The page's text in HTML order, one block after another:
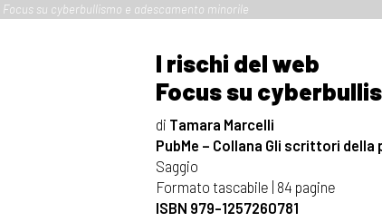
Focus su cyberbullismo e adescamento minorile
I rischi del web
Focus su
di Tamara Marcelli
PubMe – Collana Gli scrittori
Saggio
Formato tascabile | 84 pagine
ISBN 979-1257260781